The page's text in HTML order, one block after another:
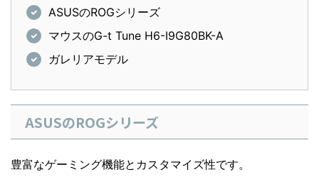
ASUSのROGシリーズ
マウスのG-t Tune H6-I9G80BK-A
ガレリアモデル
ASUSのROGシリーズ
豊富なゲーミング機能とカスタマイズ性です。